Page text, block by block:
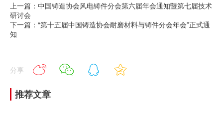
上一篇：中国铸造协会风电铸件分会第六届年会通知暨第七届技术
研讨会
下一篇：“第十五届中国铸造协会耐磨材料与铸件分会年会”正式通
知
分享
推荐文章